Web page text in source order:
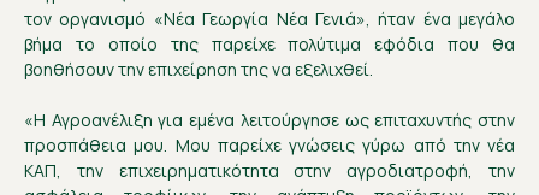
τον οργανισμό «Νέα Γεωργία Νέα Γενιά», ήταν ένα μεγάλο
βήμα το οποίο της παρείχε πολύτιμα εφόδια που θα
βοηθήσουν την επιχείρηση της να εξελιχθεί.
«Η Αγροανέλιξη για εμένα λειτούργησε ως επιταχυντής στην
προσπάθεια μου. Μου παρείχε γνώσεις γύρω από την νέα
ΚΑΠ, την επιχειρηματικότητα στην αγροδιατροφή, την